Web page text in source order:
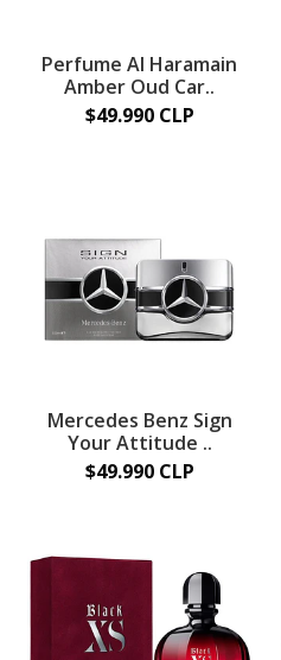
Perfume Al Haramain
Amber Oud Car..
$49.990 CLP
Mercedes Benz Sign
Your Attitude ..
$49.990 CLP